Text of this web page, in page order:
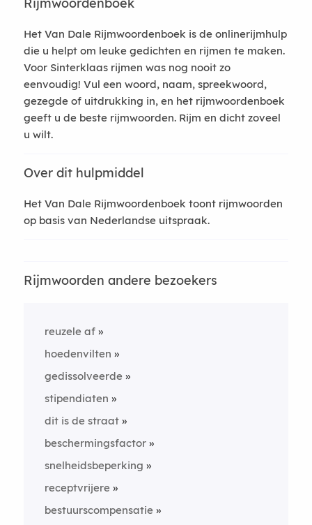
Het Van Dale Rijmwoordenboek is de onlinerijmhulp
die u helpt om leuke gedichten en rijmen te maken.
Voor Sinterklaas rijmen was nog nooit zo
eenvoudig! Vul een woord, naam, spreekwoord,
gezegde of uitdrukking in, en het rijmwoordenboek
geeft u de beste rijmwoorden. Rijm en dicht zoveel
u wilt.
Over dit hulpmiddel
Het Van Dale Rijmwoordenboek toont rijmwoorden
op basis van Nederlandse uitspraak.
Rijmwoorden andere bezoekers
reuzele af
hoedenvilten
gedissolveerde
stipendiaten
dit is de straat
beschermingsfactor
snelheidsbeperking
receptvrijere
bestuurscompensatie